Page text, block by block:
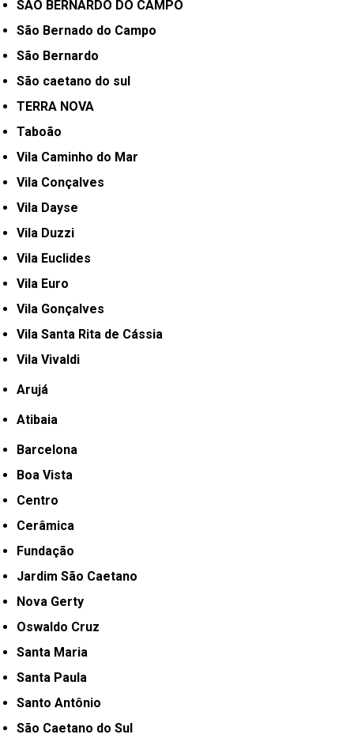
SÃO BERNARDO DO CAMPO
São Bernado do Campo
São Bernardo
São caetano do sul
TERRA NOVA
Taboão
Vila Caminho do Mar
Vila Conçalves
Vila Dayse
Vila Duzzi
Vila Euclides
Vila Euro
Vila Gonçalves
Vila Santa Rita de Cássia
Vila Vivaldi
Arujá
Atibaia
Barcelona
Boa Vista
Centro
Cerâmica
Fundação
Jardim São Caetano
Nova Gerty
Oswaldo Cruz
Santa Maria
Santa Paula
Santo Antônio
São Caetano do Sul